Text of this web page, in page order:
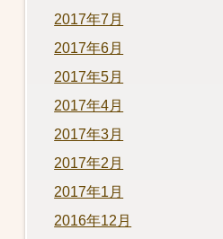
2017年7月
2017年6月
2017年5月
2017年4月
2017年3月
2017年2月
2017年1月
2016年12月